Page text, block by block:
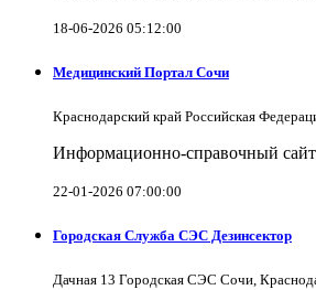
18-06-2026 05:12:00
Медицинский Портал Сочи
Краснодарский край Российская
Информационно-справочный
22-01-2026 07:00:00
Городская Служба СЭС Дезинсектор
Дачная 13 Городская СЭС Сочи,